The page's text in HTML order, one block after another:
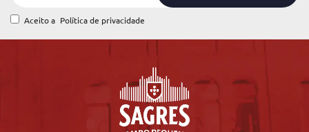
Aceito a Política de privacidade